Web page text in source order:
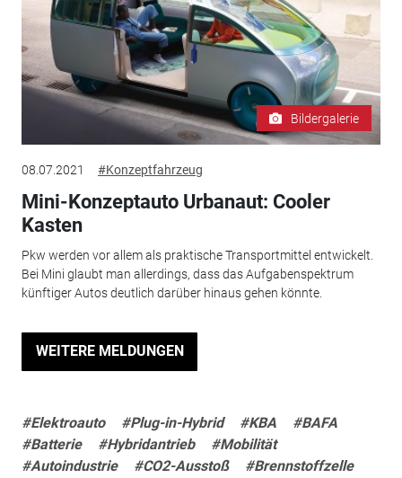
Bildergalerie
08.07.2021 #Konzeptfahrzeug
Mini-Konzeptauto Urbanaut: Cooler
Kasten
Pkw werden vor allem als praktische Transportmittel entwickelt.
Bei Mini glaubt man allerdings, dass das Aufgabenspektrum
künftiger Autos deutlich darüber hinaus gehen könnte.
WEITERE MELDUNGEN
#Elektroauto #Plug-in-Hybrid #KBA
#BAFA
#Batterie
#Hybridantrieb
#Mobilität
#Autoindustrie
#CO2-Ausstoß
#Brennstoffzelle